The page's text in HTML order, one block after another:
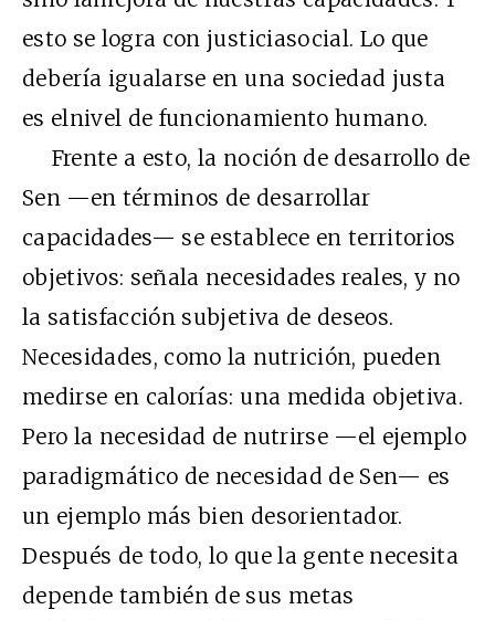
esto se logra con justiciasocial. Lo que
debería igualarse en una sociedad justa
es elnivel de funcionamiento humano.
Frente a esto, la noción de desarrollo de
Sen —en términos de desarrollar
capacidades— se establece en territorios
objetivos: señala necesidades reales, y no
la satisfacción subjetiva de deseos.
Necesidades, como la nutrición, pueden
medirse en calorías: una medida objetiva.
Pero la necesidad de nutrirse —el ejemplo
paradigmático de necesidad de Sen— es
un ejemplo más bien desorientador.
Después de todo, lo que la gente necesita
depende también de sus metas